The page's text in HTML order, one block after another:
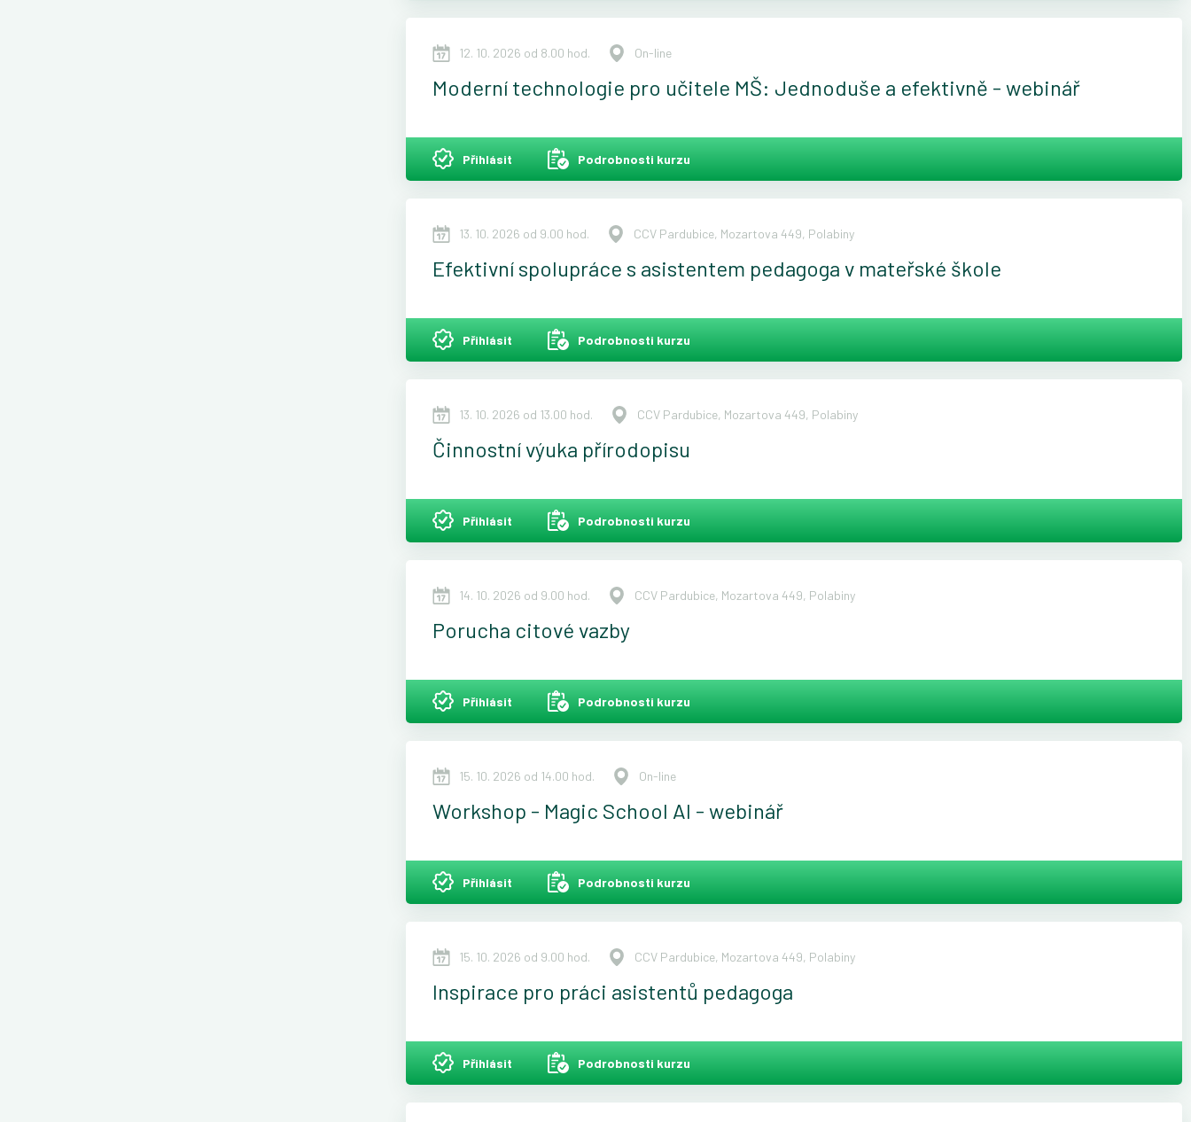
12. 10. 2026 od 8.00 hod. On-line
Moderní technologie pro učitele MŠ: Jednoduše a efektivně - webinář
Přihlásit Podrobnosti kurzu
13. 10. 2026 od 9.00 hod. CCV Pardubice, Mozartova 449, Polabiny
Efektivní spolupráce s asistentem pedagoga v mateřské škole
Přihlásit Podrobnosti kurzu
13. 10. 2026 od 13.00 hod. CCV Pardubice, Mozartova 449, Polabiny
Činnostní výuka přírodopisu
Přihlásit Podrobnosti kurzu
14. 10. 2026 od 9.00 hod. CCV Pardubice, Mozartova 449, Polabiny
Porucha citové vazby
Přihlásit Podrobnosti kurzu
15. 10. 2026 od 14.00 hod. On-line
Workshop - Magic School AI - webinář
Přihlásit Podrobnosti kurzu
15. 10. 2026 od 9.00 hod. CCV Pardubice, Mozartova 449, Polabiny
Inspirace pro práci asistentů pedagoga
Přihlásit Podrobnosti kurzu